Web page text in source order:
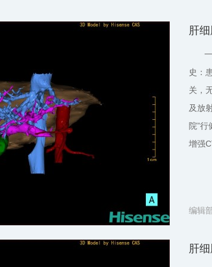
远期效果，分析肿瘤病因，为我们研究肝脏肿瘤生物
肝
史：
关，
及放
院”
增强
编辑
肝